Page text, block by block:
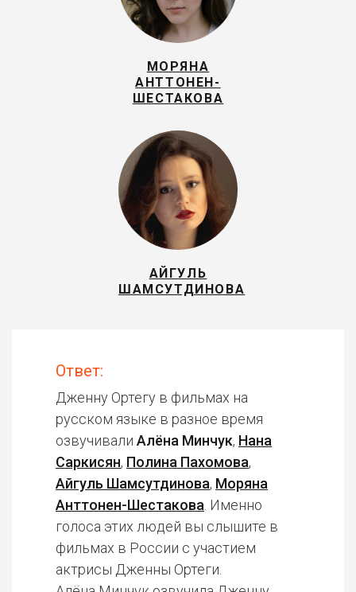
МОРЯНА
АНТТОНЕН-
ШЕСТАКОВА
АЙГУЛЬ
ШАМСУТДИНОВА
Ответ:
Дженну Ортегу в фильмах на
русском языке в разное время
озвучивали Алёна Минчук, Нана
Саркисян, Полина Пахомова,
Айгуль Шамсутдинова, Моряна
Анттонен-Шестакова . Именно
голоса этих людей вы слышите в
фильмах в России с участием
актрисы Дженны Ортеги.